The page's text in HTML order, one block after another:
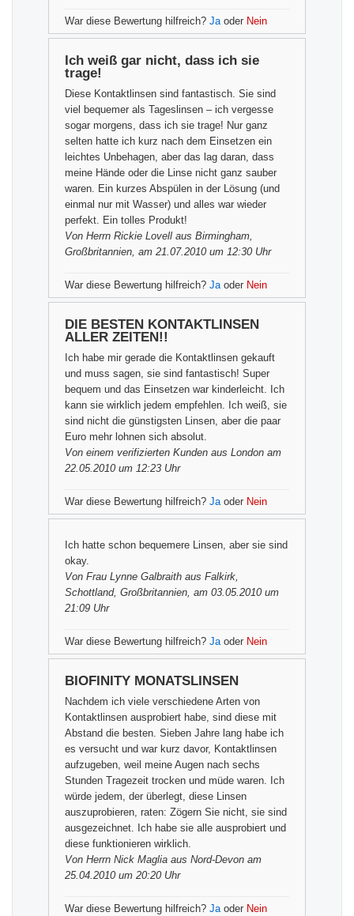
War diese Bewertung hilfreich? Jaoder Nein
Ich weiß gar nicht, dass ich sie
trage!
Diese Kontaktlinsen sind fantastisch. Sie sind
viel bequemer als Tageslinsen – ich vergesse
sogar morgens, dass ich sie trage! Nur ganz
selten hatte ich kurz nach dem Einsetzen ein
leichtes Unbehagen, aber das lag daran, dass
meine Hände oder die Linse nicht ganz sauber
waren. Ein kurzes Abspülen in der Lösung (und
einmal nur mit Wasser) und alles war wieder
perfekt. Ein tolles Produkt!
Von Herrn Rickie Lovell aus Birmingham,
Großbritannien, am 21.07.2010 um 12:30 Uhr
War diese Bewertung hilfreich? Jaoder Nein
DIE BESTEN KONTAKTLINSEN
ALLER ZEITEN!!
Ich habe mir gerade die Kontaktlinsen gekauft
und muss sagen, sie sind fantastisch! Super
bequem und das Einsetzen war kinderleicht. Ich
kann sie wirklich jedem empfehlen. Ich weiß, sie
sind nicht die günstigsten Linsen, aber die paar
Euro mehr lohnen sich absolut.
Von einem verifizierten Kunden aus London am
22.05.2010 um 12:23 Uhr
War diese Bewertung hilfreich? Jaoder Nein
Ich hatte schon bequemere Linsen, aber sie sind
okay.
Von Frau Lynne Galbraith aus Falkirk,
Schottland, Großbritannien, am 03.05.2010 um
21:09 Uhr
War diese Bewertung hilfreich? Jaoder Nein
BIOFINITY MONATSLINSEN
Nachdem ich viele verschiedene Arten von
Kontaktlinsen ausprobiert habe, sind diese mit
Abstand die besten. Sieben Jahre lang habe ich
es versucht und war kurz davor, Kontaktlinsen
aufzugeben, weil meine Augen nach sechs
Stunden Tragezeit trocken und müde waren. Ich
würde jedem, der überlegt, diese Linsen
auszuprobieren, raten: Zögern Sie nicht, sie sind
ausgezeichnet. Ich habe sie alle ausprobiert und
diese funktionieren wirklich.
Von Herrn Nick Maglia aus Nord-Devon am
25.04.2010 um 20:20 Uhr
War diese Bewertung hilfreich? Jaoder Nein